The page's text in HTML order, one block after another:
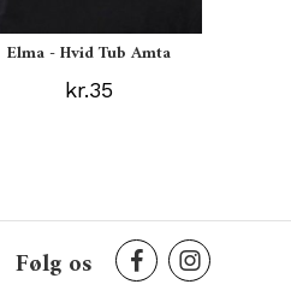
Elma - Hvid Tub Amta
kr.35
Følg os